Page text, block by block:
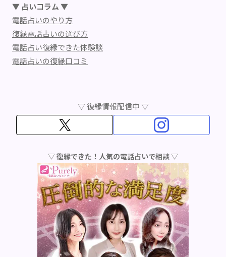
▼ 占いコラム ▼
電話占いのやり方
復縁電話占いの選び方
電話占い復縁できた体験談
電話占いの復縁口コミ
▽ 復縁情報配信中 ▽
▽ 復縁できた！人気の電話占いで相談 ▽